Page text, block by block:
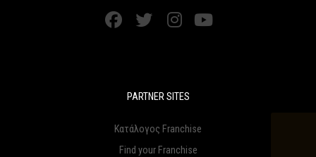
PARTNER SITES
Κατάλογος Franchise
Find your Franchise